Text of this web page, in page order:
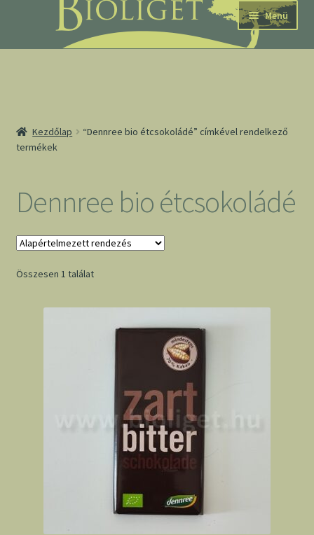
navigációhoz
tartalomba
Menü
Kezdőlap
“Dennree bio étcsokoládé” címkével rendelkező
termékek
Dennree bio étcsokoládé
Összesen 1 találat